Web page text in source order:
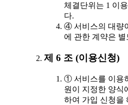
체결단위는 1 이
다.
④ 서비스의 대량
에 관한 계약은
제 6 조 (이용신청)
① 서비스를 이용
원이 지정한 양식
하여 가입 신청을